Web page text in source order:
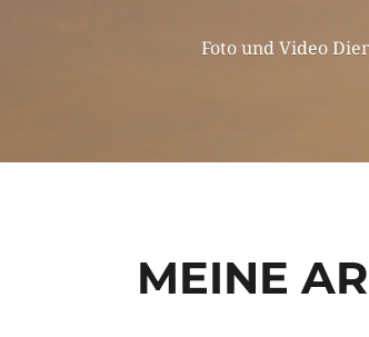
Foto und Video
MEINE